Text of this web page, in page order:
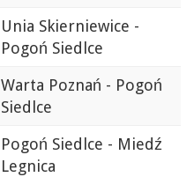
Unia Skierniewice -
Pogoń Siedlce
Warta Poznań - Pogoń
Siedlce
Pogoń Siedlce - Miedź
Legnica